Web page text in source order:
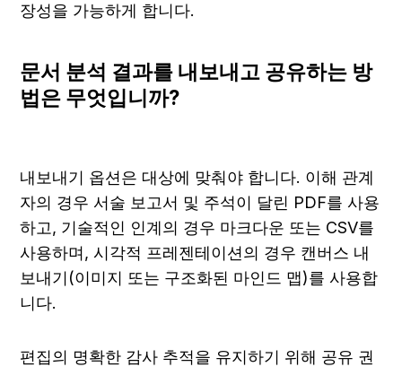
장성을 가능하게 합니다.
문서 분석 결과를 내보내고 공유하는 방
법은 무엇입니까?
내보내기 옵션은 대상에 맞춰야 합니다. 이해 관계
자의 경우 서술 보고서 및 주석이 달린 PDF를 사용
하고, 기술적인 인계의 경우 마크다운 또는 CSV를
사용하며, 시각적 프레젠테이션의 경우 캔버스 내
보내기(이미지 또는 구조화된 마인드 맵)를 사용합
니다.
편집의 명확한 감사 추적을 유지하기 위해 공유 권